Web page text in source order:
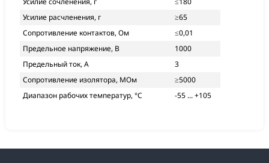
Усилие расчленения, г
≥65
Сопротивление контактов, Ом
≤0,01
Предельное напряжение, В
1000
Предельный ток, А
3
Сопротивление изолятора, МОм
≥5000
Диапазон рабочих температур, °С
-55 ... +105